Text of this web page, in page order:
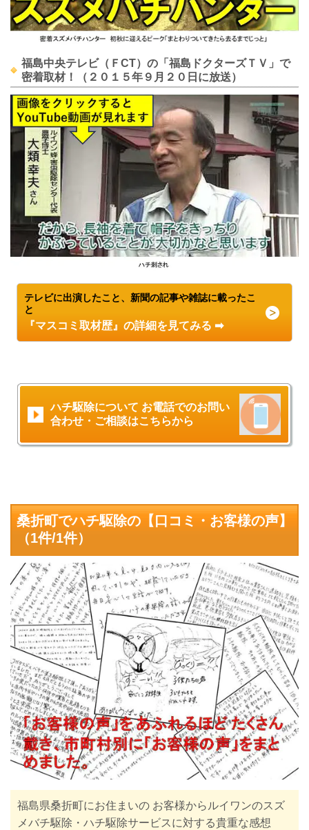
福島中央テレビ（ＦCT）の「福島ドクターズＴＶ」で
密着取材！（２０１５年９月２０日に放送）
テレビに出演したこと、新聞の記事や雑誌に載ったこ
と
『マスコミ取材歴』の詳細を見てみる ➡
ハチ駆除について お電話でのお問い
合わせ・ご相談はこちらから
桑折町でハチ駆除の【口コミ・お客様の声】
（1件/1件）
福島県桑折町にお住まいの お客様からルイワンのスズ
メバチ駆除・ハチ駆除サービスに対する貴重な感想